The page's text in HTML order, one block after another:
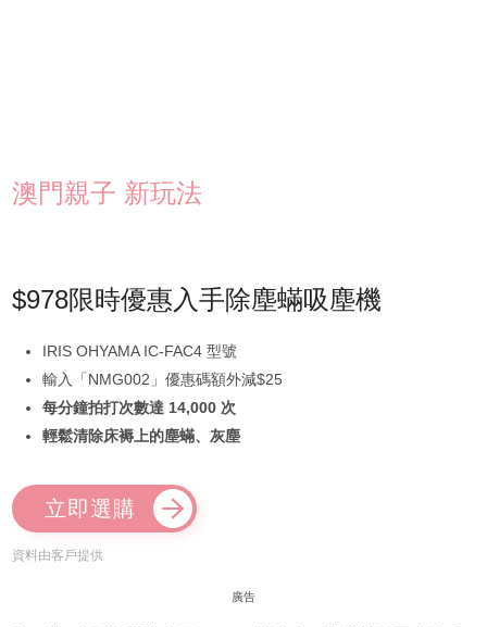
澳門親子 新玩法
$978限時優惠入手除塵蟎吸塵機
IRIS OHYAMA IC-FAC4 型號
輸入「NMG002」優惠碼額外減$25
每分鐘拍打次數達 14,000 次
輕鬆清除床褥上的塵蟎、灰塵
立即選購
資料由客戶提供
廣告